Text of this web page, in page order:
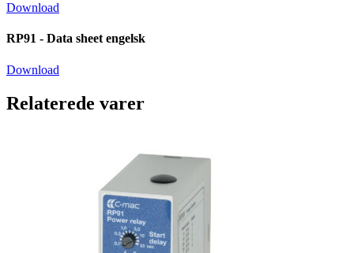
Download
RP91 - Data sheet engelsk
Download
Relaterede varer